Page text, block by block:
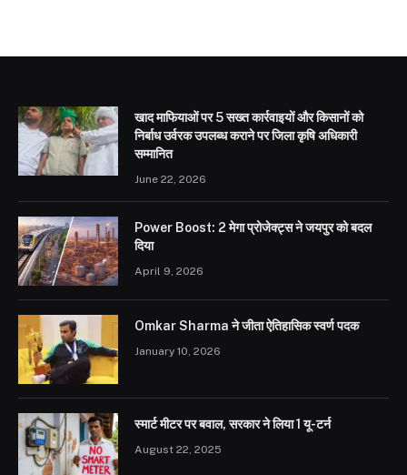
खाद माफियाओं पर 5 सख्त कार्रवाइयों और किसानों को
निर्बाध उर्वरक उपलब्ध कराने पर जिला कृषि अधिकारी
सम्मानित
June 22, 2026
Power Boost: 2 मेगा प्रोजेक्ट्स ने जयपुर को बदल
दिया
April 9, 2026
Omkar Sharma ने जीता ऐतिहासिक स्वर्ण पदक
January 10, 2026
स्मार्ट मीटर पर बवाल, सरकार ने लिया 1 यू-टर्न
August 22, 2025